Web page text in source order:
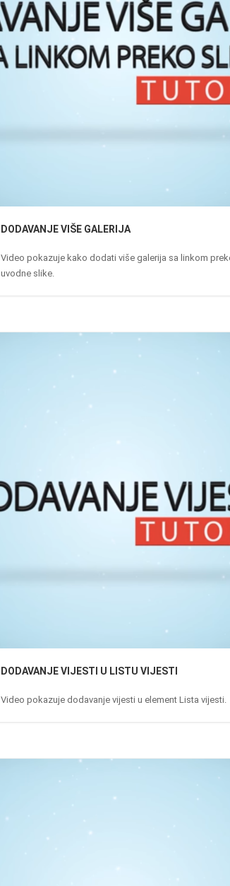
DODAVANJE VIŠE GALERIJA
Video pokazuje kako dodati više galerija sa linkom
uvodne slike.
DODAVANJE VIJESTI U LISTU VIJESTI
Video pokazuje dodavanje vijesti u element Lista vijesti.